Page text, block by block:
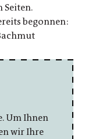
Seiten.
begonnen:
Um Ihnen
wir Ihre